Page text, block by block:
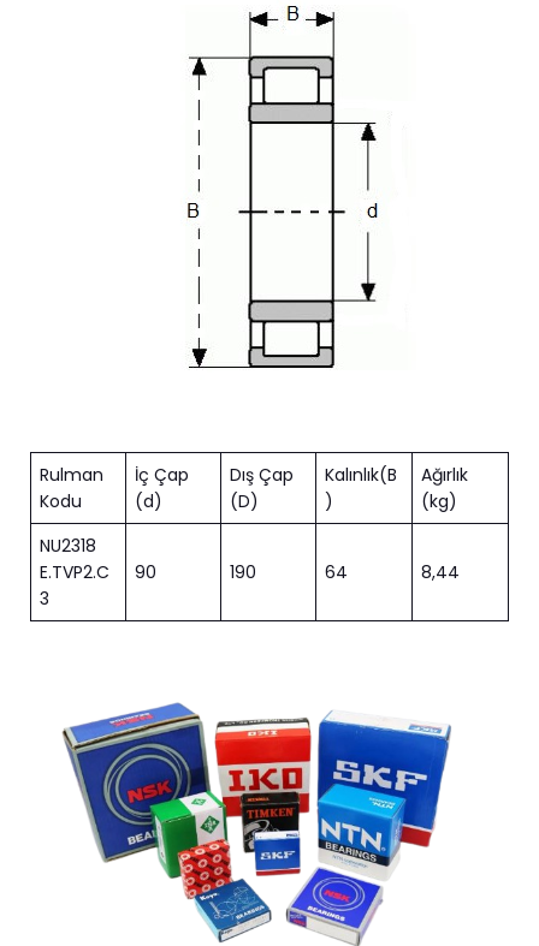
Rulman
Kodu
İç Çap
(d)
Dış Çap
(D)
Kalınlık(B
)
Ağırlık
(kg)
NU2318
E.TVP2.C
3
90 190 64 8,44